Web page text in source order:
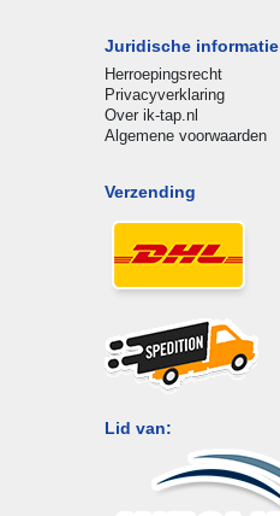
Juridische informatie
Herroepingsrecht
Privacyverklaring
Over ik-tap.nl
Algemene voorwaarden
Verzending
Lid van: